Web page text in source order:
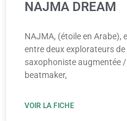
NAJMA DREAM
NAJMA, (étoile en Arabe),
entre deux explorateurs
saxophoniste augmentée
beatmaker,
VOIR LA FICHE